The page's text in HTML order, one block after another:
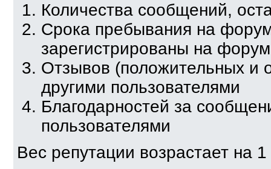
Количества сообщений,
Срока пребывания на
зарегистрированы на
Отзывов (положительных и
другими пользователями
Благодарностей за
пользователями
Вес репутации возрастает на